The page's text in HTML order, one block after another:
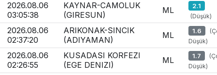
2026.08.06
03:05:38
KAYNAR-CAMOLUK
(GIRESUN)
ML 2.1
(Düşük)
2026.08.06
02:37:20
ARIKONAK-SINCIK
(ADIYAMAN)
ML 1.6
Düşük)
2026.08.06
02:26:55
KUSADASI KORFEZI
(EGE DENIZI)
ML 1.7
Düşük)